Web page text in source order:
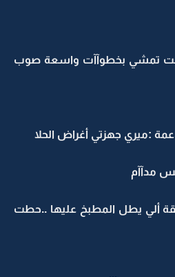
تمشي بخطوآآت واسعة صوب
:ميري جهزتي أغراض الحلا
مدآآم
ألي يطل المطبخ عليها ..حطت